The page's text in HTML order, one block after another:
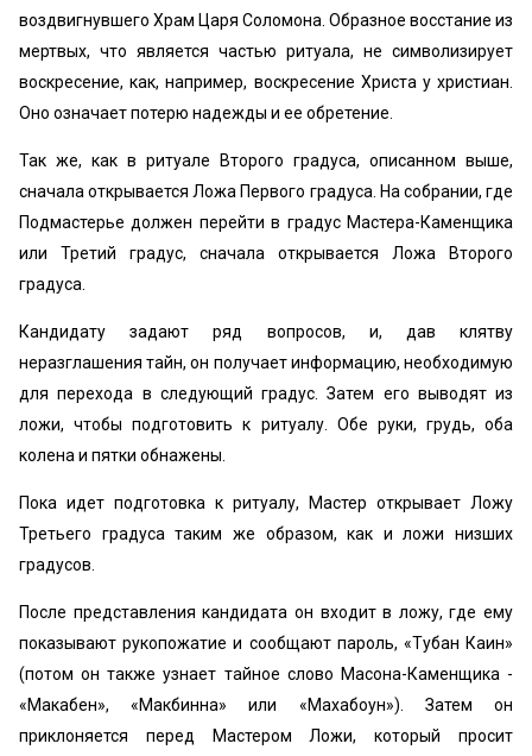
воздвигнувшего Храм Царя Соломона. Образное восстание из
мертвых, что является частью ритуала, не символизирует
воскресение, как, например, воскресение Христа у христиан.
Оно означает потерю надежды и ее обретение.
Так же, как в ритуале Второго градуса, описанном выше,
сначала открывается Ложа Первого градуса. На собрании, где
Подмастерье должен перейти в градус Мастера-Каменщика
или Третий градус, сначала открывается Ложа Второго
градуса.
Кандидату задают ряд вопросов, и, дав клятву
неразглашения тайн, он получает информацию, необходимую
для перехода в следующий градус. Затем его выводят из
ложи, чтобы подготовить к ритуалу. Обе руки, грудь, оба
колена и пятки обнажены.
Пока идет подготовка к ритуалу, Мастер открывает Ложу
Третьего градуса таким же образом, как и ложи низших
градусов.
После представления кандидата он входит в ложу, где ему
показывают рукопожатие и сообщают пароль, «Тубан Каин»
(потом он также узнает тайное слово Масона-Каменщика -
«Макабен», «Макбинна» или «Махабоун»). Затем он
приклоняется перед Мастером Ложи, который просит